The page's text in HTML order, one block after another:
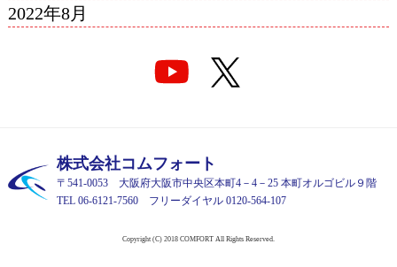
2022年8月
株式会社コムフォート
〒541-0053 大阪府大阪市中央区本町4－4－25 本町オルゴビル９階
TEL 06-6121-7560 フリーダイヤル 0120-564-107
Copyright (C) 2018 COMFORT All Rights Reserved.